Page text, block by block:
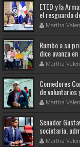
ETED y la
el resguardo
Martha
Rumbo a su
dice avanza
Martha
Comedores
de voluntarios
Caribe Santo
Martha
Senador
societaria,
Martha